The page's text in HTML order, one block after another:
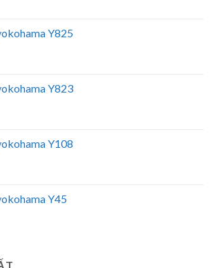
Y825
Y823
Y108
Y45